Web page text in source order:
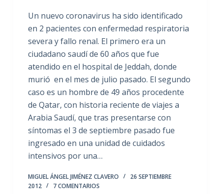
Un nuevo coronavirus ha sido identificado
en 2 pacientes con enfermedad respiratoria
severa y fallo renal. El primero era un
ciudadano saudí de 60 años que fue
atendido en el hospital de Jeddah, donde
murió en el mes de julio pasado. El segundo
caso es un hombre de 49 años procedente
de Qatar, con historia reciente de viajes a
Arabia Saudí, que tras presentarse con
síntomas el 3 de septiembre pasado fue
ingresado en una unidad de cuidados
intensivos por una…
MIGUEL ÁNGEL JIMÉNEZ CLAVERO
26 SEPTIEMBRE
2012
7 COMENTARIOS